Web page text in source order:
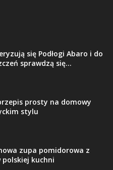
się Podłogi Abaro i do
sprawdzą się...
prosty na domowy
stylu
zupa pomidorowa z
kuchni